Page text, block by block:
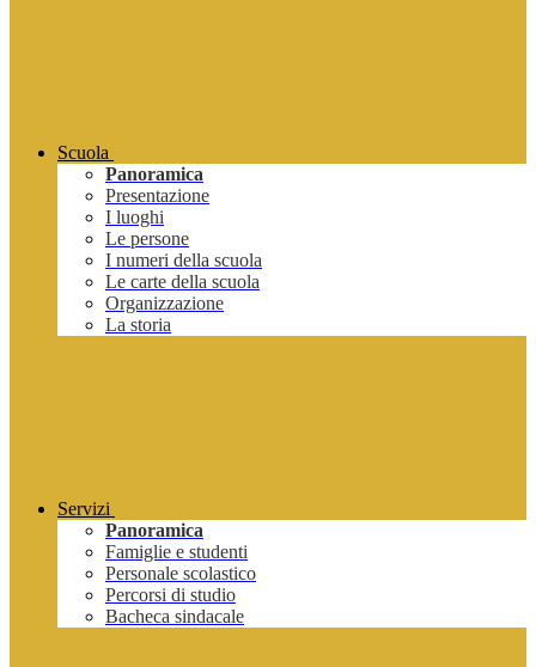
Scuola
Panoramica
Presentazione
I luoghi
Le persone
I numeri della scuola
Le carte della scuola
Organizzazione
La storia
Servizi
Panoramica
Famiglie e studenti
Personale scolastico
Percorsi di studio
Bacheca sindacale